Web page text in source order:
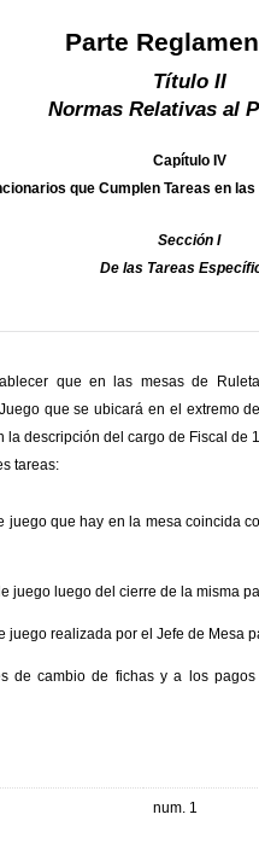
Parte
Título II
Normas Relativas al
Capítulo IV
que Cumplen Tareas en
Sección I
De las Tareas
que en las mesas de
que se ubicará en el extremo
la descripción del cargo de Fiscal de
tareas:
juego que hay en la mesa coincida
juego luego del cierre de la misma
juego realizada por el Jefe de Mesa
de cambio de fichas y a los
num. 1